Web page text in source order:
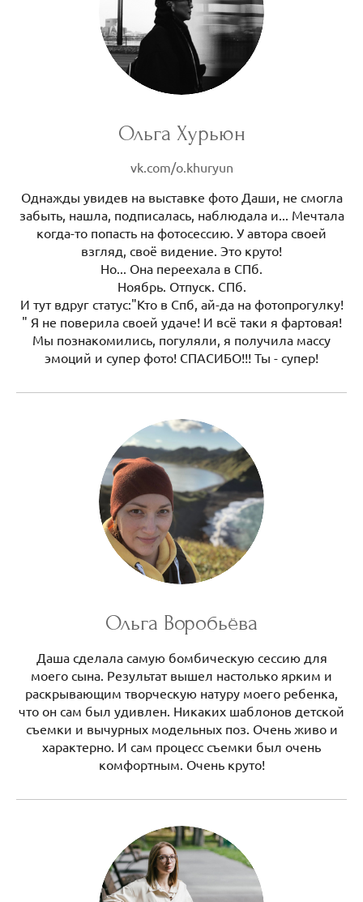
Ольга Хурьюн
vk.com/o.khuryun
Однажды увидев на выставке фото Даши, не смогла
забыть, нашла, подписалась, наблюдала и... Мечтала
когда-то попасть на фотосессию. У автора своей
взгляд, своё видение. Это круто!
Но... Она переехала в СПб.
Ноябрь. Отпуск. СПб.
И тут вдруг статус:"Кто в Спб, ай-да на фотопрогулку!
" Я не поверила своей удаче! И всё таки я фартовая!
Мы познакомились, погуляли, я получила массу
эмоций и супер фото! СПАСИБО!!! Ты - супер!
Ольга Воробьёва
Даша сделала самую бомбическую сессию для
моего сына. Результат вышел настолько ярким и
раскрывающим творческую натуру моего ребенка,
что он сам был удивлен. Никаких шаблонов детской
съемки и вычурных модельных поз. Очень живо и
характерно. И сам процесс съемки был очень
комфортным. Очень круто!